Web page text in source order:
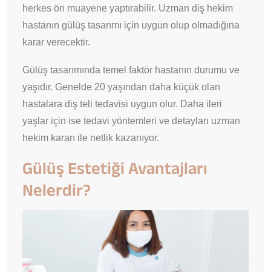
herkes ön muayene yaptırabilir. Uzman diş hekim
hastanın gülüş tasarımı için uygun olup olmadığına
karar verecektir.
Gülüş tasarımında temel faktör hastanın durumu ve
yaşıdır. Genelde 20 yaşından daha küçük olan
hastalara diş teli tedavisi uygun olur. Daha ileri
yaşlar için ise tedavi yöntemleri ve detayları uzman
hekim kararı ile netlik kazanıyor.
Gülüş Estetiği Avantajları
Nelerdir?